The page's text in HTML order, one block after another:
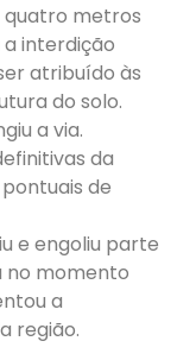
quatro metros
interdição
atribuído às
do solo.
a via.
da
de
e engoliu parte
no momento
a
região.